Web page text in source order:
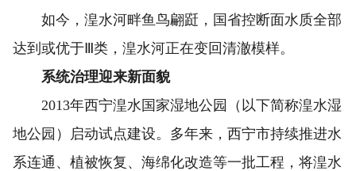
如今，湟水河畔鱼鸟翩跹，国省控断面水质全部
达到或优于Ⅲ类，湟水河正在变回清澈模样。
系统治理迎来新面貌
2013年西宁湟水国家湿地公园（以下简称湟水湿
地公园）启动试点建设。多年来，西宁市持续推进水
系连通、植被恢复、海绵化改造等一批工程，将湟水